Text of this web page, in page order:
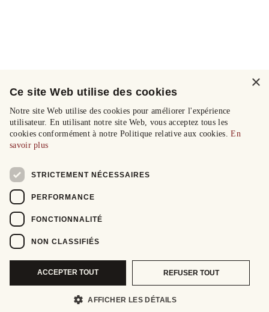
×
Ce site Web utilise des cookies
Notre site Web utilise des cookies pour améliorer l'expérience
utilisateur. En utilisant notre site Web, vous acceptez tous les
cookies conformément à notre Politique relative aux cookies.En
savoir plus
STRICTEMENT NÉCESSAIRES
PERFORMANCE
FONCTIONNALITÉ
NON CLASSIFIÉS
ACCEPTER TOUT REFUSER TOUT
AFFICHER LES DÉTAILS